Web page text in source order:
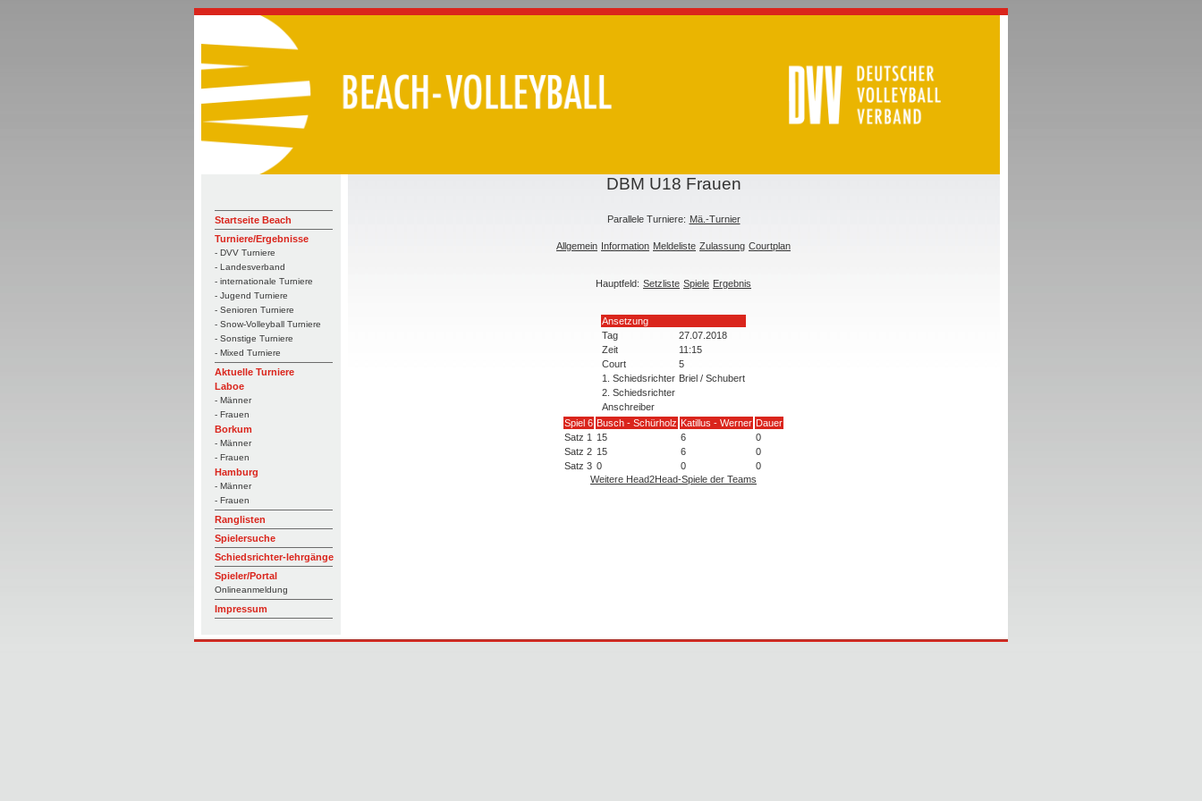
Startseite Beach
Turniere/Ergebnisse
- DVV Turniere
- Landesverband
- internationale Turniere
- Jugend Turniere
- Senioren Turniere
- Snow-Volleyball Turniere
- Sonstige Turniere
- Mixed Turniere
Aktuelle Turniere
Laboe
- Männer
- Frauen
Borkum
- Männer
- Frauen
Hamburg
- Männer
- Frauen
Ranglisten
Spielersuche
Schiedsrichter-lehrgänge
Spieler/Portal
Onlineanmeldung
Impressum
DBM U18 Frauen
Parallele Turniere: Mä.-Turnier
Allgemein Information Meldeliste Zulassung Courtplan
Hauptfeld: Setzliste Spiele Ergebnis
Ansetzung
Tag
27.07.2018
Zeit
11:15
Court
5
1. Schiedsrichter Briel / Schubert
2. Schiedsrichter
Anschreiber
Spiel 6 Busch - Schürholz Katillus - Werner Dauer
Satz 1
15 6
0
Satz 2 15 6
0
Satz 3 0 0
0
Weitere Head2Head-Spiele der Teams